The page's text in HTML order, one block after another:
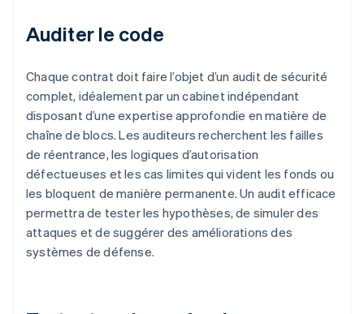
Auditer le code
Chaque contrat doit faire l’objet d’un audit de sécurité
complet, idéalement par un cabinet indépendant
disposant d’une expertise approfondie en matière de
chaîne de blocs. Les auditeurs recherchent les failles
de réentrance, les logiques d’autorisation
défectueuses et les cas limites qui vident les fonds ou
les bloquent de manière permanente. Un audit efficace
permettra de tester les hypothèses, de simuler des
attaques et de suggérer des améliorations des
systèmes de défense.